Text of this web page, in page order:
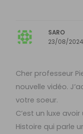
SARO
23/08/2024
Cher professeur
nouvelle vidéo.
votre soeur.
C’est un luxe
Histoire qui parle